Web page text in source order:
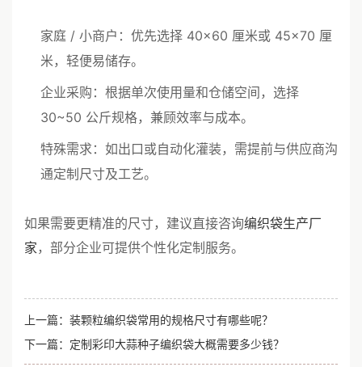
家庭 / 小商户：优先选择 40×60 厘米或 45×70 厘
米，轻便易储存。
企业采购：根据单次使用量和仓储空间，选择
30~50 公斤规格，兼顾效率与成本。
特殊需求：如出口或自动化灌装，需提前与供应商沟
通定制尺寸及工艺。
如果需要更精准的尺寸，建议直接咨询编织袋生产厂
家，部分企业可提供个性化定制服务。
上一篇： 装颗粒编织袋常用的规格尺寸有哪些呢？
下一篇： 定制彩印大蒜种子编织袋大概需要多少钱？